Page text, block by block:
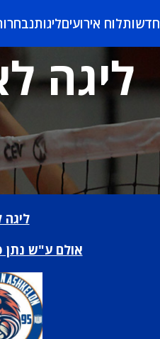
חדשותלוח אירועיםליגות
ליגה
ליגה
אולם ע"ש נתן